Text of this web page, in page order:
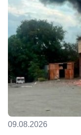
09.08.2026